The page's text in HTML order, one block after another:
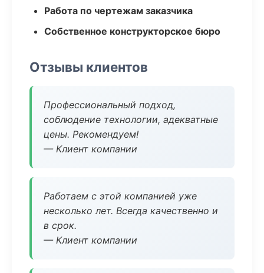
Работа по чертежам заказчика
Собственное конструкторское бюро
Отзывы клиентов
Профессиональный подход,
соблюдение технологии, адекватные
цены. Рекомендуем!
— Клиент компании
Работаем с этой компанией уже
несколько лет. Всегда качественно и
в срок.
— Клиент компании